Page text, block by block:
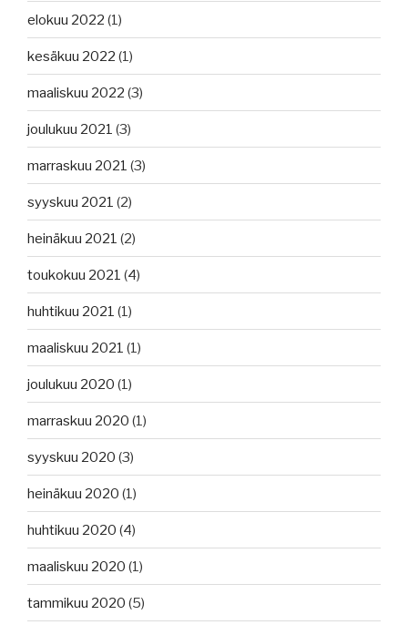
elokuu 2022 (1)
kesäkuu 2022 (1)
maaliskuu 2022 (3)
joulukuu 2021 (3)
marraskuu 2021 (3)
syyskuu 2021 (2)
heinäkuu 2021 (2)
toukokuu 2021 (4)
huhtikuu 2021 (1)
maaliskuu 2021 (1)
joulukuu 2020 (1)
marraskuu 2020 (1)
syyskuu 2020 (3)
heinäkuu 2020 (1)
huhtikuu 2020 (4)
maaliskuu 2020 (1)
tammikuu 2020 (5)